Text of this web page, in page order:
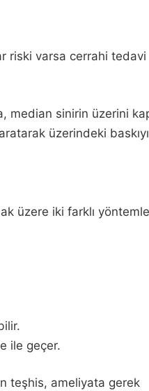
riski varsa cerrahi tedavi
median sinirin üzerini
üzerindeki baskıyı
üzere iki farklı yöntemle
ile geçer.
teşhis, ameliyata gerek